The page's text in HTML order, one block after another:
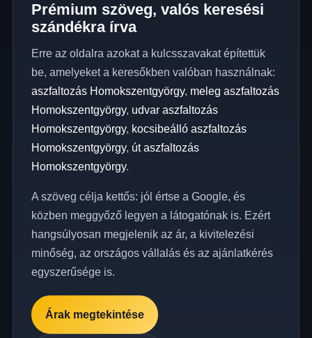
Prémium szöveg, valós keresési
szándékra írva
Erre az oldalra azokat a kulcsszavakat építettük
be, amelyeket a keresőkben valóban használnak:
aszfaltozás Homokszentgyörgy, meleg aszfaltozás
Homokszentgyörgy, udvar aszfaltozás
Homokszentgyörgy, kocsibeálló aszfaltozás
Homokszentgyörgy, út aszfaltozás
Homokszentgyörgy.
A szöveg célja kettős: jól értse a Google, és
közben meggyőző legyen a látogatónak is. Ezért
hangsúlyosan megjelenik az ár, a kivitelezési
minőség, az országos vállalás és az ajánlatkérés
egyszerűsége is.
Árak megtekintése